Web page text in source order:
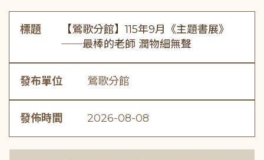
標題
【鶯歌分館】115年9月《主題書展》
──最棒的老師 潤物細無聲
發布單位 鶯歌分館
發佈時間 2026-08-08